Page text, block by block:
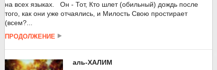
на всех языках. Он - Тот, Кто шлет (обильный) дождь после
того, как они уже отчаялись, и Милость Свою простирает
(всем?...
ПРОДОЛЖЕНИЕ
аль-ХАЛИМ